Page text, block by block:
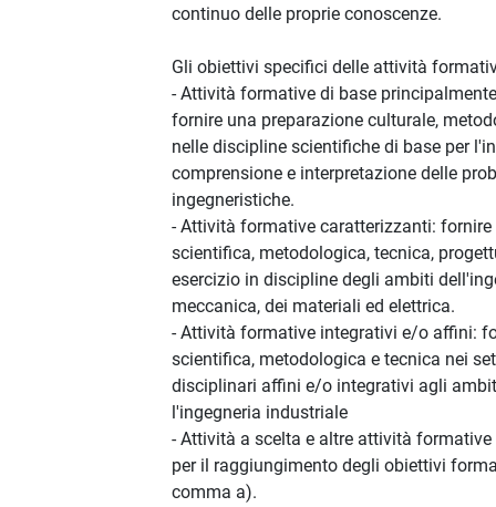
continuo delle proprie conoscenze.
Gli obiettivi specifici delle attività
- Attività formative di base
fornire una preparazione culturale,
nelle discipline scientifiche di base per
comprensione e interpretazione delle
ingegneristiche.
- Attività formative caratterizzanti: fornire
scientifica, metodologica, tecnica,
esercizio in discipline degli ambiti
meccanica, dei materiali ed elettrica.
- Attività formative integrativi e/o affini:
scientifica, metodologica e tecnica nei
disciplinari affini e/o integrativi agli
l'ingegneria industriale
- Attività a scelta e altre attività
per il raggiungimento degli obiettivi
comma a).